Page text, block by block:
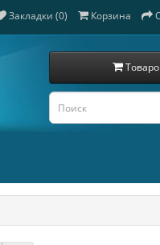
Закладки (0) Корзина